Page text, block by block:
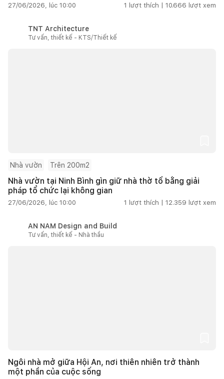
27/06/2026, lúc 10:00 1 lượt thích | 10.666 lượt xem
TNT Architecture
Tư vấn, thiết kế - KTS/Thiết kế
Nhà vườn Trên 200m2
Nhà vườn tại Ninh Bình gìn giữ nhà thờ tổ bằng giải
pháp tổ chức lại không gian
27/06/2026, lúc 10:00 1 lượt thích | 12.359 lượt xem
AN NAM Design and Build
Tư vấn, thiết kế - Nhà thầu
Ngôi nhà mở giữa Hội An, nơi thiên nhiên trở thành
một phần của cuộc sống